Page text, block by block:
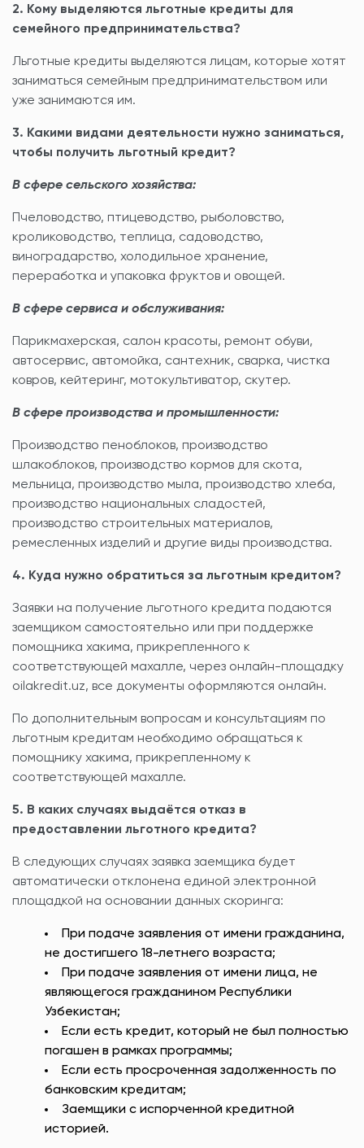
2. Кому выделяются льготные кредиты для
семейного предпринимательства?
Льготные кредиты выделяются лицам, которые хотят
заниматься семейным предпринимательством или
уже занимаются им.
3. Какими видами деятельности нужно заниматься,
чтобы получить льготный кредит?
В сфере сельского хозяйства:
Пчеловодство, птицеводство, рыболовство,
кролиководство, теплица, садоводство,
виноградарство, холодильное хранение,
переработка и упаковка фруктов и овощей.
В сфере сервиса и обслуживания:
Парикмахерская, салон красоты, ремонт обуви,
автосервис, автомойка, сантехник, сварка, чистка
ковров, кейтеринг, мотокультиватор, скутер.
В сфере производства и промышленности:
Производство пеноблоков, производство
шлакоблоков, производство кормов для скота,
мельница, производство мыла, производство хлеба,
производство национальных сладостей,
производство строительных материалов,
ремесленных изделий и другие виды производства.
4. Куда нужно обратиться за льготным кредитом?
Заявки на получение льготного кредита подаются
заемщиком самостоятельно или при поддержке
помощника хакима, прикрепленного к
соответствующей махалле, через онлайн-площадку
oilakredit.uz, все документы оформляются онлайн.
По дополнительным вопросам и консультациям по
льготным кредитам необходимо обращаться к
помощнику хакима, прикрепленному к
соответствующей махалле.
5. В каких случаях выдаётся отказ в
предоставлении льготного кредита?
В следующих случаях заявка заемщика будет
автоматически отклонена единой электронной
площадкой на основании данных скоринга:
При подаче заявления от имени гражданина,
не достигшего 18-летнего возраста;
При подаче заявления от имени лица, не
являющегося гражданином Республики
Узбекистан;
Если есть кредит, который не был полностью
погашен в рамках программы;
Если есть просроченная задолженность по
банковским кредитам;
Заемщики с испорченной кредитной
историей.